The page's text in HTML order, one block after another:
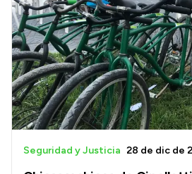
Seguridad y Justicia 28 de dic de